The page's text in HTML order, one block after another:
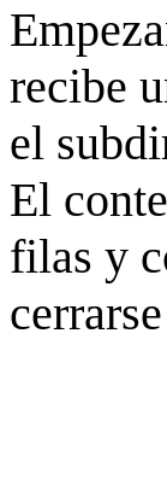
recibe
el
El
filas y